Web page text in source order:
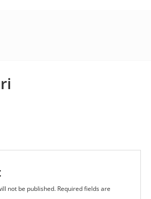
not be published. Required fields are